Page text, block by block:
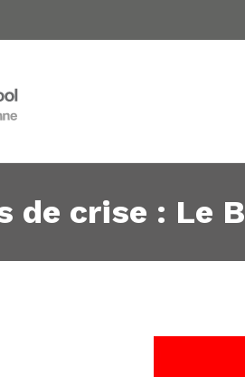
de crise : Le